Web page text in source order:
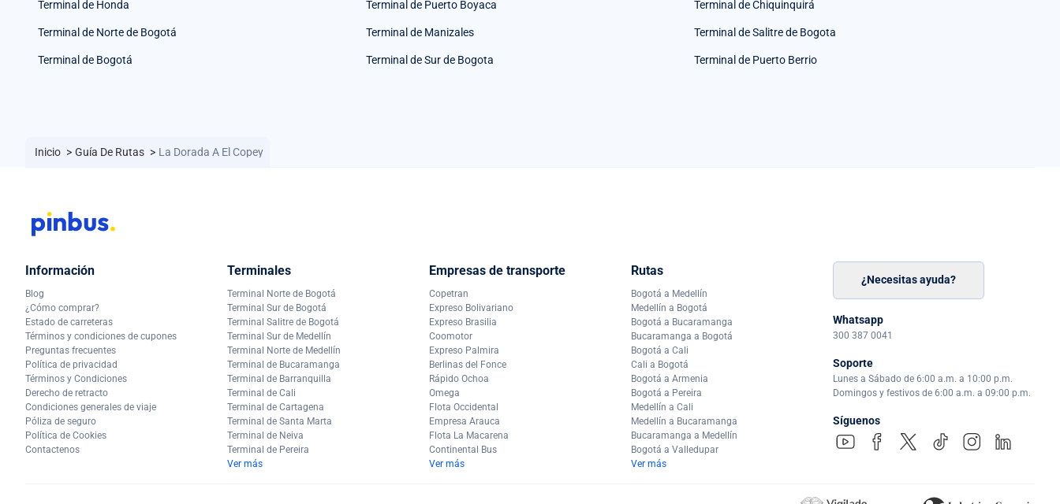
Terminal de Honda Terminal de Puerto Boyaca Terminal de Chiquinquirá
Terminal de Norte de Bogotá Terminal de Manizales Terminal de Salitre de Bogota
Terminal de Bogotá Terminal de Sur de Bogota Terminal de Puerto Berrio
Inicio > Guía De Rutas > La Dorada A El Copey
Información
Blog
¿Cómo comprar?
Estado de carreteras
Términos y condiciones de cupones
Preguntas frecuentes
Política de privacidad
Términos y Condiciones
Derecho de retracto
Condiciones generales de viaje
Póliza de seguro
Política de Cookies
Contactenos
Terminales
Terminal Norte de Bogotá
Terminal Sur de Bogotá
Terminal Salitre de Bogotá
Terminal Sur de Medellín
Terminal Norte de Medellín
Terminal de Bucaramanga
Terminal de Barranquilla
Terminal de Cali
Terminal de Cartagena
Terminal de Santa Marta
Terminal de Neiva
Terminal de Pereira
Ver más
Empresas de transporte
Copetran
Expreso Bolivariano
Expreso Brasilia
Coomotor
Expreso Palmira
Berlinas del Fonce
Rápido Ochoa
Omega
Flota Occidental
Empresa Arauca
Flota La Macarena
Continental Bus
Ver más
Rutas
Bogotá a Medellín
Medellín a Bogotá
Bogotá a Bucaramanga
Bucaramanga a Bogotá
Bogotá a Cali
Cali a Bogotá
Bogotá a Armenia
Bogotá a Pereira
Medellín a Cali
Medellín a Bucaramanga
Bucaramanga a Medellín
Bogotá a Valledupar
Ver más
¿Necesitas ayuda?
Whatsapp
300 387 0041
Soporte
Lunes a Sábado de 6:00 a.m. a 10:00 p.m.
Domingos y festivos de 6:00 a.m. a 09:00 p.m.
Síguenos